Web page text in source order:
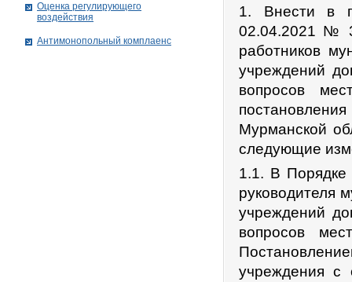
1. Внести в
02.04.2021 №
работников
учреждений
вопросов
Мурманской
следующие
1.1. В Порядке
руководителя
учреждений
вопросов
учреждения с
Оценка регулирующего
воздействия
Антимонопольный комплаенс